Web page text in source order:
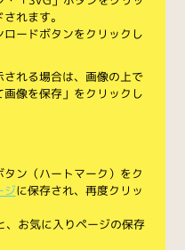
れます。
ードボタンをクリックし
れる場合は、画像の上で
像を保存」をクリックし
ン（ハートマーク）をク
ジに保存され、再度クリッ
、お気に入りページの保存